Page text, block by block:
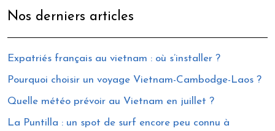
Nos derniers articles
Expatriés français au vietnam : où s’installer ?
Pourquoi choisir un voyage Vietnam-Cambodge-Laos ?
Quelle météo prévoir au Vietnam en juillet ?
La Puntilla : un spot de surf encore peu connu à